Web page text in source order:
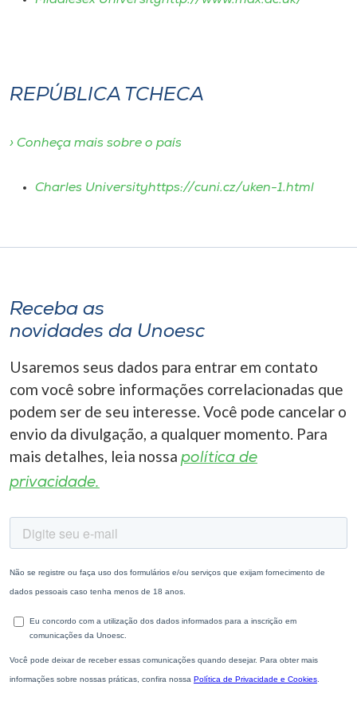
REPÚBLICA TCHECA
› Conheça mais sobre o país
Charles Universityhttps://cuni.cz/uken-1.html
Receba as
novidades da Unoesc
Usaremos seus dados para entrar em contato
com você sobre informações correlacionadas que
podem ser de seu interesse. Você pode cancelar o
envio da divulgação, a qualquer momento. Para
mais detalhes, leia nossa política de
privacidade.